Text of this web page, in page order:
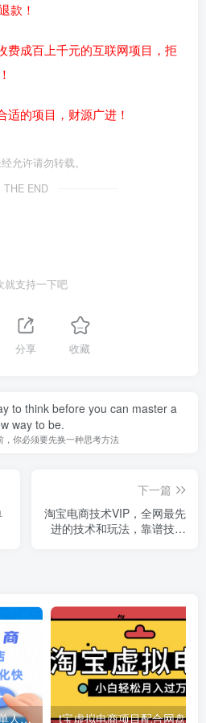
款！
费成百上千元的互联网项目，拒
适的项目，财源广进！
允许请勿转载。
THE END
就支持一下吧
分享 收藏
to think before you can master a
way to be.
，你必须要先换一种思考方法
下一篇
淘宝电商技术VIP，全网最先
进的技术和玩法，靠谱技术
拼多多虚拟电商新玩法，单人可玩转10家店，零成本、成交快、转化快，号称单店单日可盈利300+